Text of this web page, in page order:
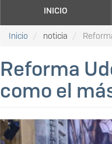
INICIO
Inicio noticia
Reforma
como el